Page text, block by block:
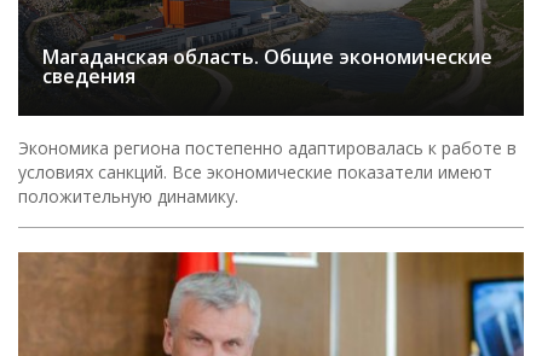
Магаданская область. Общие экономические
сведения
Экономика региона постепенно адаптировалась к работе в
условиях санкций. Все экономические показатели имеют
положительную динамику.